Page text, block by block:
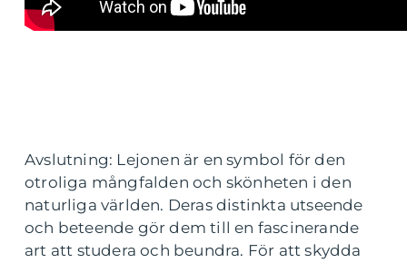
Avslutning: Lejonen är en symbol för den
otroliga mångfalden och skönheten i den
naturliga världen. Deras distinkta utseende
och beteende gör dem till en fascinerande
art att studera och beundra. För att skydda